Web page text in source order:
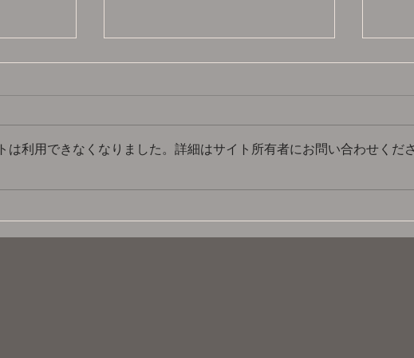
イドル
【プリンセス天功の L' Horo
ア) ～魔法の時間～】ゲスト
お神
は利用できなくなりました。詳細はサイト所有者にお問い合わせくださ